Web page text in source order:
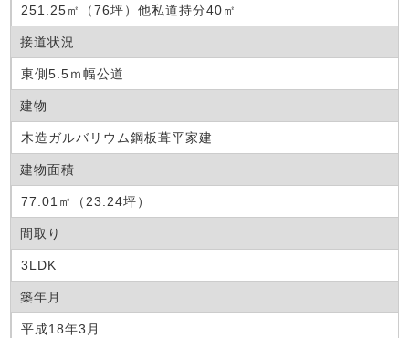
251.25㎡（76坪）他私道持分40㎡
接道状況
東側5.5ｍ幅公道
建物
木造ガルバリウム鋼板葺平家建
建物面積
77.01㎡（23.24坪）
間取り
3LDK
築年月
平成18年3月